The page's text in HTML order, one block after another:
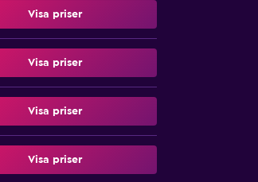
Visa priser
Visa priser
Visa priser
Visa priser